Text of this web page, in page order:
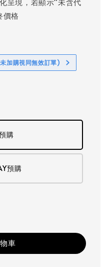
價格
加購視同無效訂單)
購
預購
車